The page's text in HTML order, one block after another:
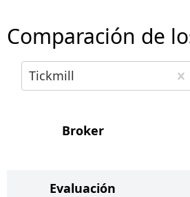
Comparación de
Elige el primer broker para
Tickmill
Broker
Evaluación